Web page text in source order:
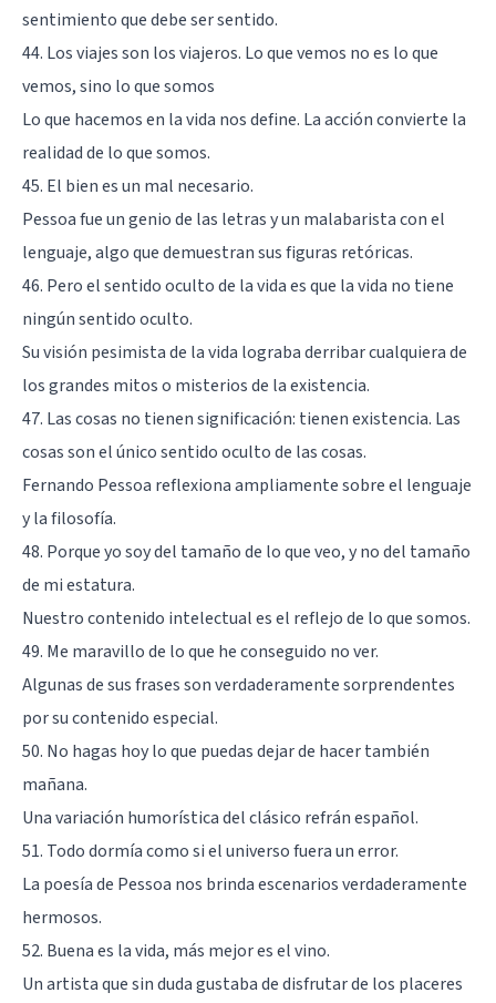
sentimiento que debe ser sentido.
44. Los viajes son los viajeros. Lo que vemos no es lo que
vemos, sino lo que somos
Lo que hacemos en la vida nos define. La acción convierte la
realidad de lo que somos.
45. El bien es un mal necesario.
Pessoa fue un genio de las letras y un malabarista con el
lenguaje, algo que demuestran sus figuras retóricas.
46. Pero el sentido oculto de la vida es que la vida no tiene
ningún sentido oculto.
Su visión pesimista de la vida lograba derribar cualquiera de
los grandes mitos o misterios de la existencia.
47. Las cosas no tienen significación: tienen existencia. Las
cosas son el único sentido oculto de las cosas.
Fernando Pessoa reflexiona ampliamente sobre el lenguaje
y la filosofía.
48. Porque yo soy del tamaño de lo que veo, y no del tamaño
de mi estatura.
Nuestro contenido intelectual es el reflejo de lo que somos.
49. Me maravillo de lo que he conseguido no ver.
Algunas de sus frases son verdaderamente sorprendentes
por su contenido especial.
50. No hagas hoy lo que puedas dejar de hacer también
mañana.
Una variación humorística del clásico refrán español.
51. Todo dormía como si el universo fuera un error.
La poesía de Pessoa nos brinda escenarios verdaderamente
hermosos.
52. Buena es la vida, más mejor es el vino.
Un artista que sin duda gustaba de disfrutar de los placeres